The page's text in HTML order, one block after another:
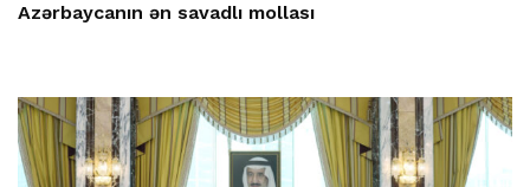
Azərbaycanın ən savadlı mollası